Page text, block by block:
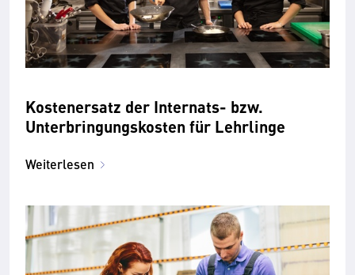
Kostenersatz der Internats- bzw.
Unterbringungskosten für Lehrlinge
Weiterlesen